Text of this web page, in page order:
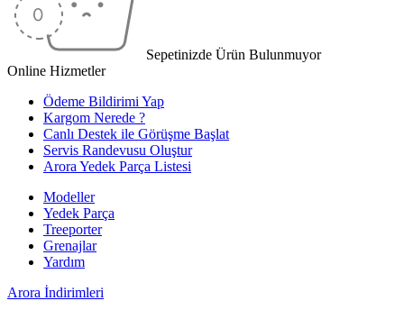
Sepetinizde Ürün Bulunmuyor
Online Hizmetler
Ödeme Bildirimi Yap
Kargom Nerede ?
Canlı Destek ile Görüşme Başlat
Servis Randevusu Oluştur
Arora Yedek Parça Listesi
Modeller
Yedek Parça
Treeporter
Grenajlar
Yardım
Arora İndirimleri